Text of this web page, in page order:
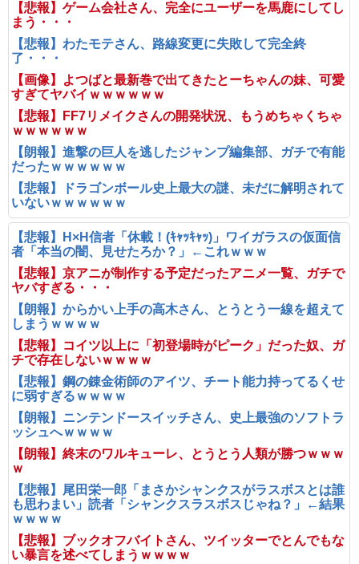
【悲報】ゲーム会社さん、完全にユーザーを馬鹿にしてし
まう・・・
【悲報】わたモテさん、路線変更に失敗して完全終
了・・・
【画像】よつばと最新巻で出てきたとーちゃんの妹、可愛
すぎてヤバイｗｗｗｗｗｗ
【悲報】FF7リメイクさんの開発状況、もうめちゃくちゃ
ｗｗｗｗｗｗ
【朗報】進撃の巨人を逃したジャンプ編集部、ガチで有能
だったｗｗｗｗｗｗ
【悲報】ドラゴンボール史上最大の謎、未だに解明されて
いないｗｗｗｗｗｗ
【悲報】H×H信者「休載！(ｷｬｯｷｬｯ)」ワイガラスの仮面信
者「本当の闇、見せたろか？」←これｗｗｗ
【悲報】京アニが制作する予定だったアニメ一覧、ガチで
ヤバすぎる・・・
【朗報】からかい上手の高木さん、とうとう一線を超えて
しまうｗｗｗｗ
【悲報】コイツ以上に「初登場時がピーク」だった奴、ガ
チで存在しないｗｗｗｗ
【悲報】鋼の錬金術師のアイツ、チート能力持ってるくせ
に弱すぎるｗｗｗｗ
【朗報】ニンテンドースイッチさん、史上最強のソフトラ
ッシュへｗｗｗｗ
【朗報】終末のワルキューレ、とうとう人類が勝つｗｗｗ
ｗ
【悲報】尾田栄一郎「まさかシャンクスがラスボスとは誰
も思わまい」読者「シャンクスラスボスじゃね？」←結果
ｗｗｗｗ
【悲報】ブックオフバイトさん、ツイッターでとんでもな
い暴言を述べてしまうｗｗｗｗ